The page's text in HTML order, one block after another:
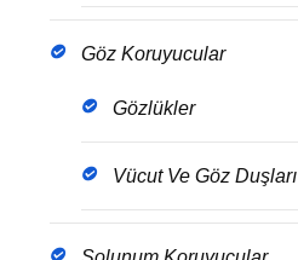
Göz Koruyucular
Gözlükler
Vücut Ve Göz Duşları